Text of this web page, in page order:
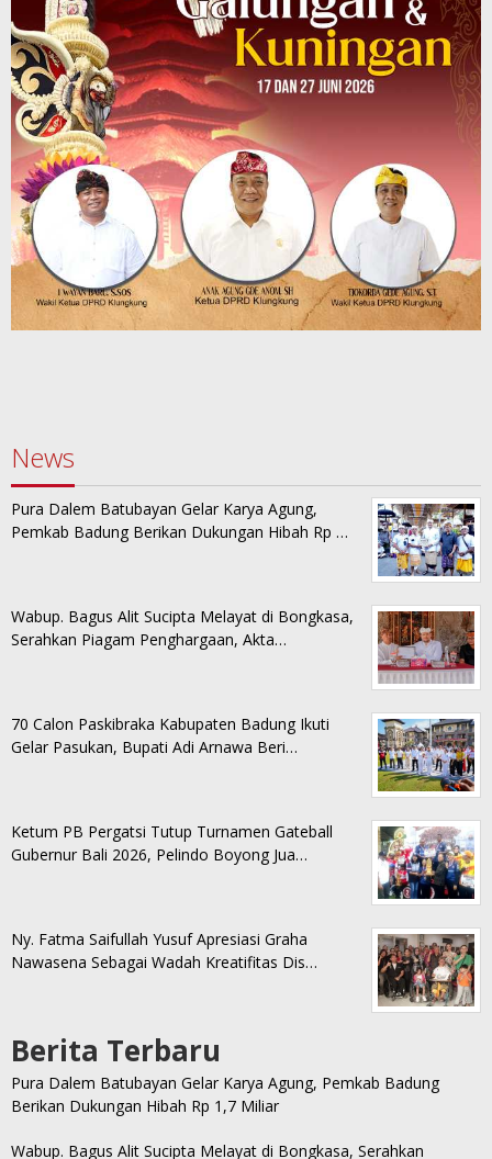
News
Pura Dalem Batubayan Gelar Karya Agung,
Pemkab Badung Berikan Dukungan Hibah Rp …
Wabup. Bagus Alit Sucipta Melayat di Bongkasa,
Serahkan Piagam Penghargaan, Akta…
70 Calon Paskibraka Kabupaten Badung Ikuti
Gelar Pasukan, Bupati Adi Arnawa Beri…
Ketum PB Pergatsi Tutup Turnamen Gateball
Gubernur Bali 2026, Pelindo Boyong Jua…
Ny. Fatma Saifullah Yusuf Apresiasi Graha
Nawasena Sebagai Wadah Kreatifitas Dis…
Berita Terbaru
Pura Dalem Batubayan Gelar Karya Agung, Pemkab Badung
Berikan Dukungan Hibah Rp 1,7 Miliar
Wabup. Bagus Alit Sucipta Melayat di Bongkasa, Serahkan